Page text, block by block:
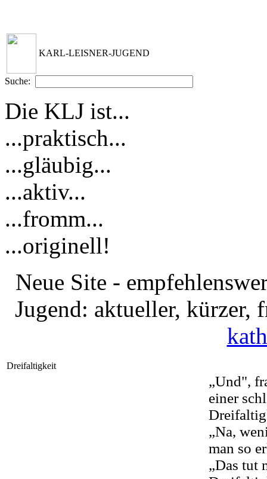
KARL-LEISNER-JUGEND
Suche:
Die KLJ ist...
...praktisch...
...gläubig...
...aktiv...
...fromm...
...originell!
Neue Site -
Jugend: aktueller, kürzer,
Dreifaltigkeit
„Und",
einer
„Na,
man so
„Das tut